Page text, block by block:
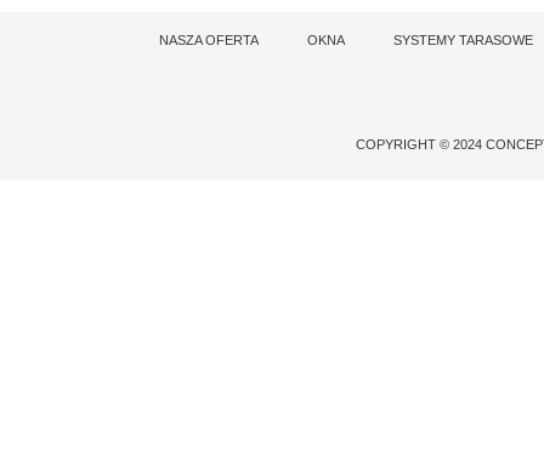
COPYRIGHT © 2024
NASZA OFERTA OKNA SYSTEMY TARASOWE